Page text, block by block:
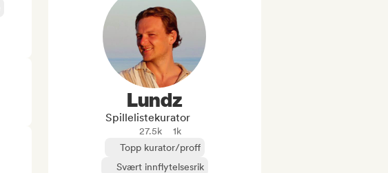
Lundz
Spillelistekurator
27.5k
1k
Topp kurator/proff
Svært innflytelsesrik